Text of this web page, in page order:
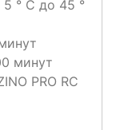
° C до 45 °
минут
PRO RC